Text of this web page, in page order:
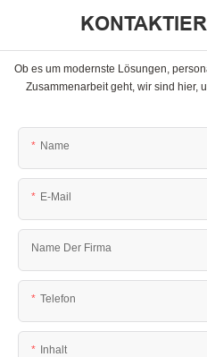
Ob es um modernste Lösungen,
Zusammenarbeit geht, wir sind hier,
Name
E-Mail
Name Der Firma
Telefon
Inhalt